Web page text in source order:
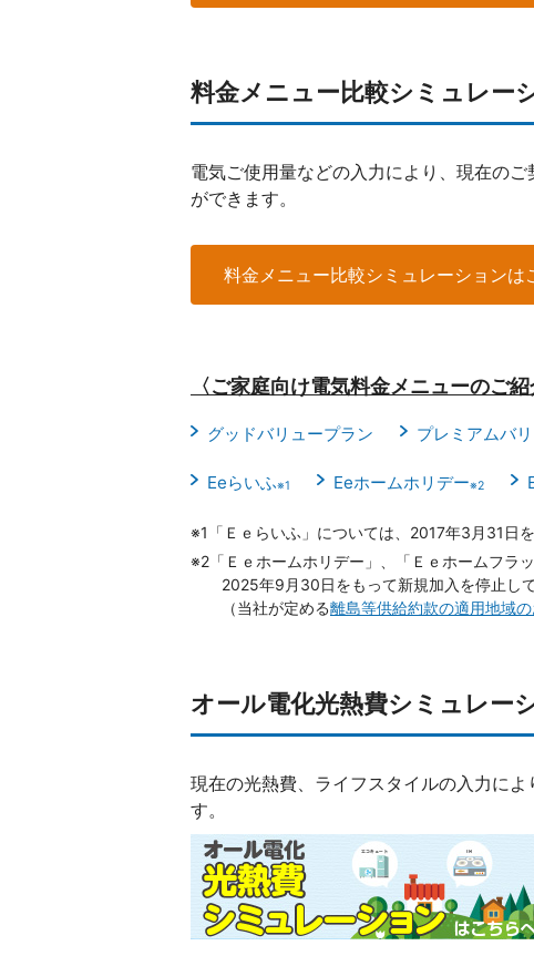
料金メニュー比較シミュレー
電気ご使用量などの入力により、現在の
ができます。
料金メニュー比較シミュレーションは
〈ご家庭向け電気料金メニューのご紹
グッドバリュープラン プレミアムバ
Eeらいふ※1 Eeホームホリデー※2
※1「Ｅｅらいふ」については、2017年3月31日
※2「Ｅｅホームホリデー」、「Ｅｅホームフラ
2025年9月30日をもって新規加入を停止して
（当社が定める離島等供給約款の適用地域の
オール電化光熱費シミュレー
現在の光熱費、ライフスタイルの入力に
す。